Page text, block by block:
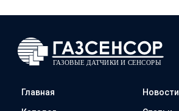
Главная Новости